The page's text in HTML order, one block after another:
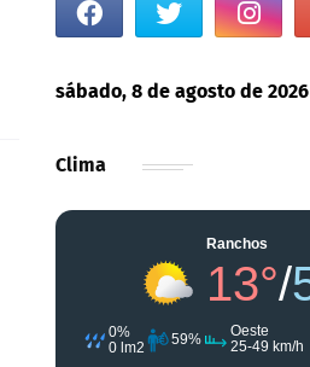
sábado, 8 de agosto de 2026
Clima